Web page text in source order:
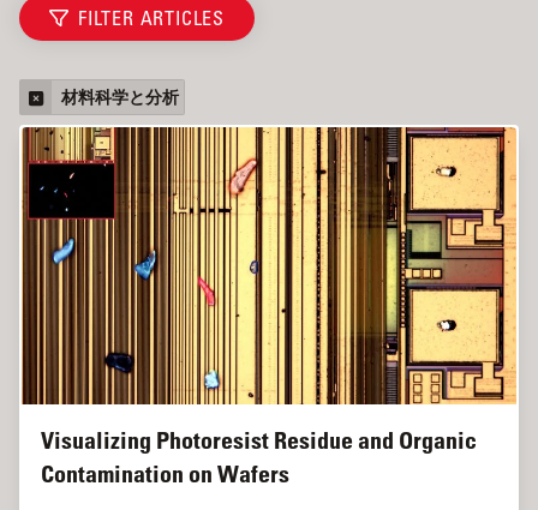
FILTER ARTICLES
材料科学と分析
Visualizing Photoresist Residue and Organic
Contamination on Wafers